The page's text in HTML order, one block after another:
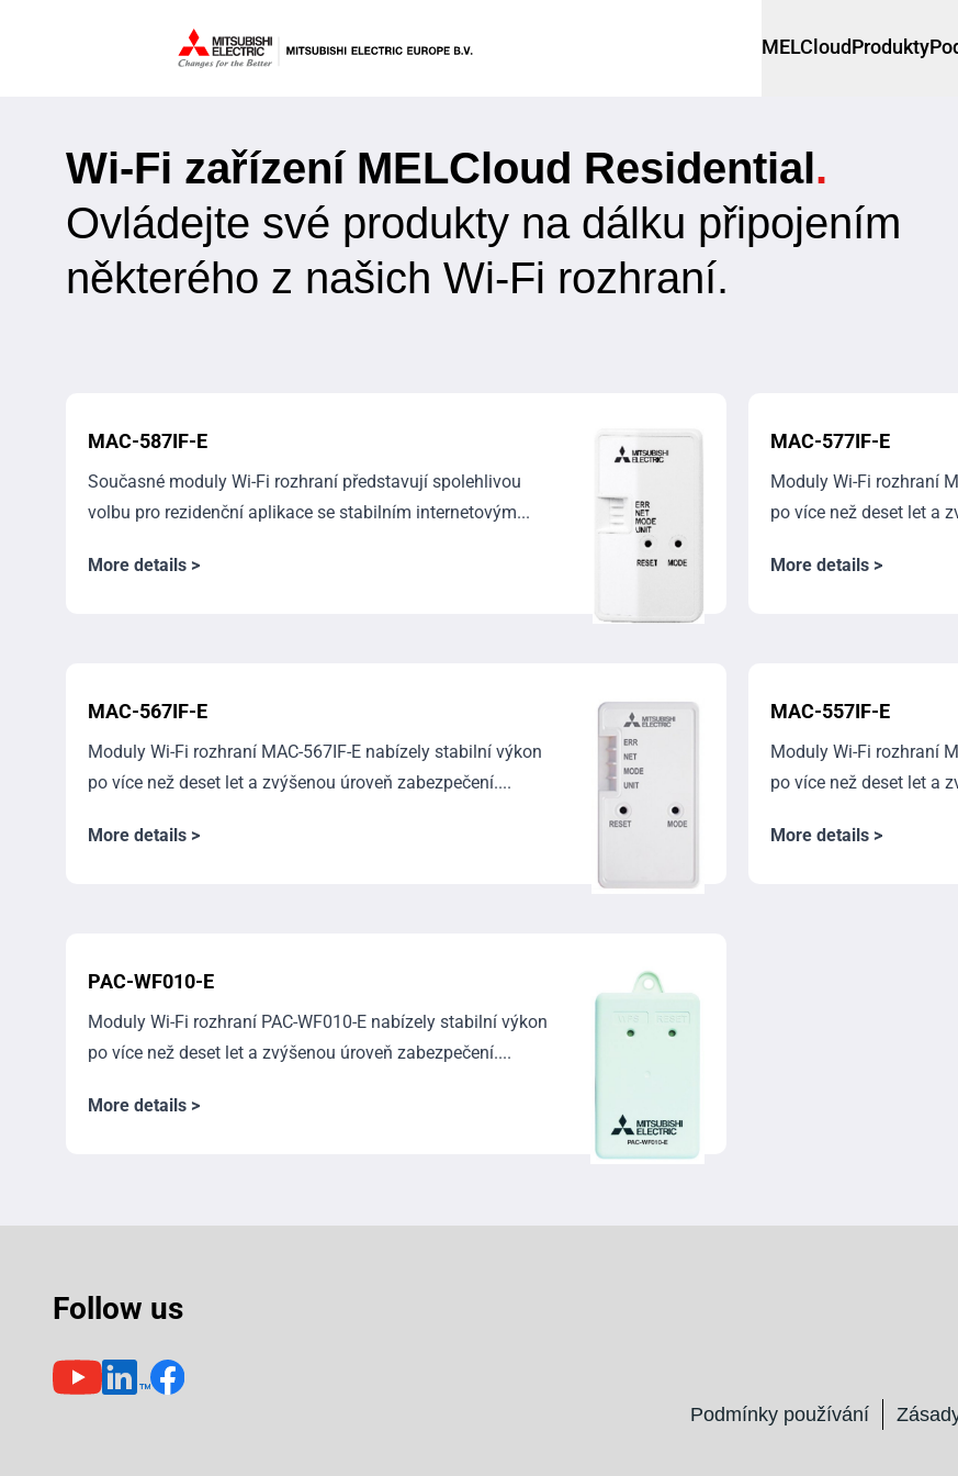
MELCloudProdukty
Wi-Fi zařízení MELCloud Residential.
Ovládejte své produkty na dálku připojením
některého z našich Wi-Fi rozhraní.
MAC-587IF-E
Současné moduly Wi-Fi rozhraní představují spolehlivou
volbu pro rezidenční aplikace se stabilním internetovým...
More details >
MAC-577IF-E
Moduly Wi-Fi rozhraní
po více než deset let a
More details >
MAC-567IF-E
Moduly Wi-Fi rozhraní MAC-567IF-E nabízely stabilní výkon
po více než deset let a zvýšenou úroveň zabezpečení....
More details >
MAC-557IF-E
Moduly Wi-Fi rozhraní
po více než deset let a
More details >
PAC-WF010-E
Moduly Wi-Fi rozhraní PAC-WF010-E nabízely stabilní výkon
po více než deset let a zvýšenou úroveň zabezpečení....
More details >
Follow us
Podmínky používání